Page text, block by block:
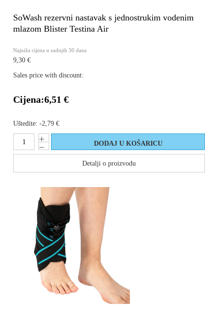
SoWash rezervni nastavak s jednostrukim vodenim
mlazom Blister Testina Air
Najniža cijena u zadnjih 30 dana
9,30 €
Sales price with discount:
Cijena:6,51 €
Uštedite: -2,79 €
Detalji o proizvodu